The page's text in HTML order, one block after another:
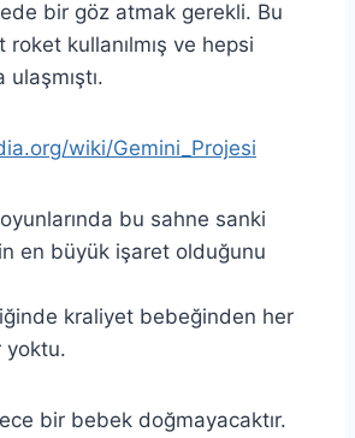
bir göz atmak gerekli. Bu
kullanılmış ve hepsi
ulaşmıştı.
wiki/Gemini_Projesi
bu sahne sanki
en büyük işaret olduğunu
kraliyet bebeğinden her
yoktu.
bir bebek doğmayacaktır.